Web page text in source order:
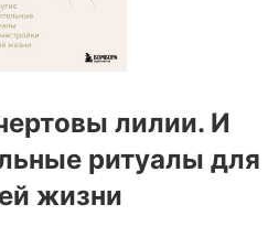
лилии. И
ритуалы для
жизни